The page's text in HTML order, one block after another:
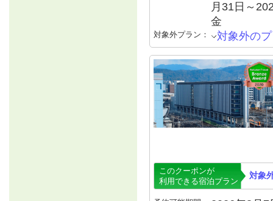
月31日～
金
対象外プラン： 対象外の
このクーポンが
利用できる宿泊プラン
対象